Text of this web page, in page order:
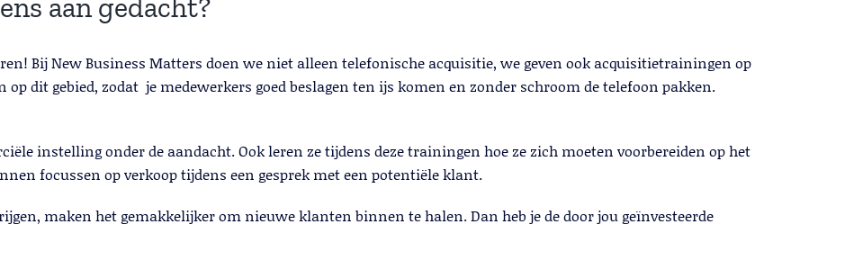
aan gedacht?
Bij New Business Matters doen we niet alleen telefonische acquisitie, we geven ook acquisitietrainingen op
dit gebied, zodat je medewerkers goed beslagen ten ijs komen en zonder schroom de telefoon pakken.
instelling onder de aandacht. Ook leren ze tijdens deze trainingen hoe ze zich moeten voorbereiden op het
focussen op verkoop tijdens een gesprek met een potentiële klant.
maken het gemakkelijker om nieuwe klanten binnen te halen. Dan heb je de door jou geïnvesteerde